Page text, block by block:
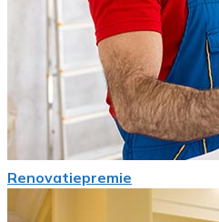
Renovatiepremie